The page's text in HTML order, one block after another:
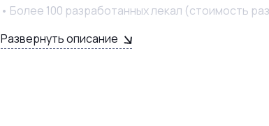
• Более 100 разработанных лекал (стоимость
• Полностью упакованный бренд с готовой
Развернуть описание